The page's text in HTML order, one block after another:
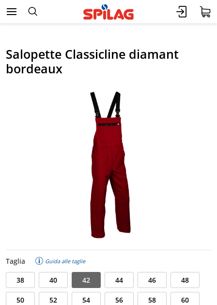
Salopette Classicline diamant
bordeaux
Taglia Guida alle taglie
38 40 42 44 46 48
50 52 54 56 58 60